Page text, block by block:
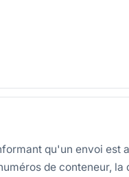
qu'un envoi est
de conteneur,